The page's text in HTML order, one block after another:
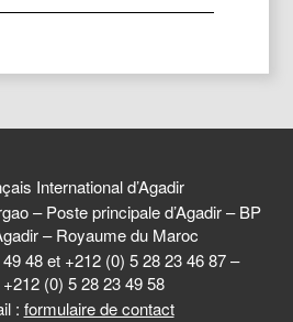
International d’Agadir
– Poste principale d’Agadir – BP
– Royaume du Maroc
48 et +212 (0) 5 28 23 46 87 –
(0) 5 28 23 49 58
: formulaire de contact